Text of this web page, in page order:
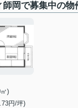
師岡で募集中の物
)
円/坪)